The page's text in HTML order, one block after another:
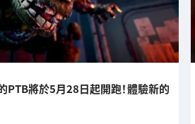
PTB將於5月28日起開跑！體驗新的